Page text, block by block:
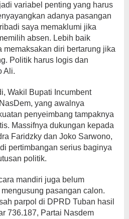
variabel penting yang harus
adanya pasangan
saya memaklumi jika
absen. Lebih baik
memaksakan diri bertarung jika
Politik harus logis dan
Ali.
Wakil Bupati Incumbent
yang awalnya
penyeimbang tampaknya
Massifnya dukungan kepada
Faridzky dan Joko Sarwono,
pertimbangan serius baginya
politik.
mandiri juga belum
pasangan calon.
parpol di DPRD Tuban hasil
736.187, Partai Nasdem